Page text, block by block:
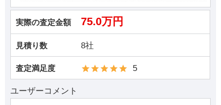
実際の査定金額 75.0万円
見積り数 8社
査定満足度 5
ユーザーコメント